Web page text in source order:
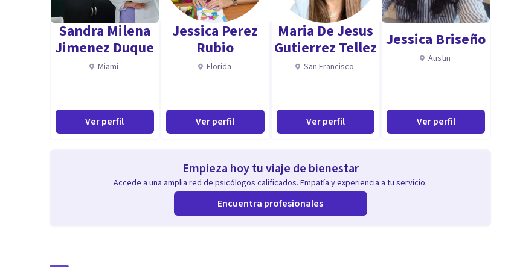
Sandra Milena
Jimenez Duque
Miami
Ver perfil
Jessica Perez
Rubio
Florida
Ver perfil
Maria De Jesus
Gutierrez Tellez
San Francisco
Ver perfil
Jessica Briseño
Austin
Ver perfil
Empieza hoy tu viaje de bienestar
Accede a una amplia red de psicólogos calificados. Empatía y experiencia a tu servicio.
Encuentra profesionales